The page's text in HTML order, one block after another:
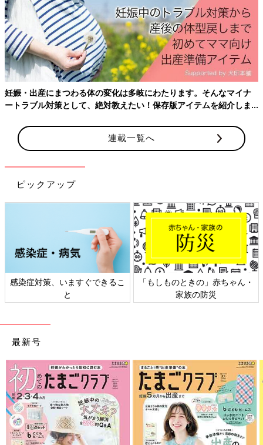
妊娠・出産にまつわる体の変化は多岐にわたります。そんなマイナ
ートラブル対策として、絶対教えたい！保存版アイテムを紹介しま
連載一覧へ
ピックアップ
感染症対策、いますぐできるこ
と
「もしものときの」赤ちゃん・
家族の防災
最新号